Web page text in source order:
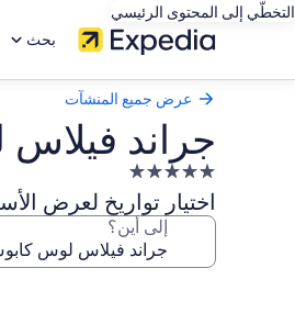
التخطّي إلى المحتوى الرئيسي
بحث
عرض جميع المنشآت
جراند
منشأة
فندقية
مصنفة
5.0
اختيار تواريخ لعرض
إلى أين؟